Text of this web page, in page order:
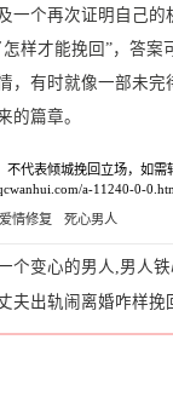
一个再次证明自己的
样才能挽回”，答案
，有时就像一部未完
的篇章。
代表倾城挽回立场，如需
a-11240-0-
爱情修复 死心男人
个变心的男人,男人
夫出轨闹离婚咋样挽